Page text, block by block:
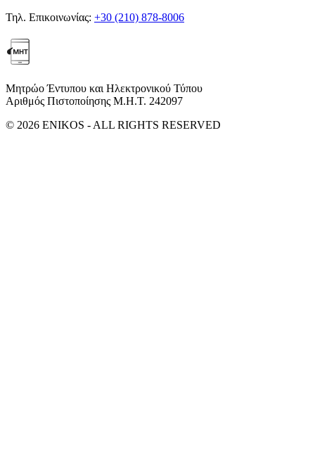
Τηλ. Επικοινωνίας: +30 (210) 878-8006
Μητρώο Έντυπου και Ηλεκτρονικού Τύπου
Αριθμός Πιστοποίησης Μ.Η.Τ. 242097
© 2026 ENIKOS - ALL RIGHTS RESERVED